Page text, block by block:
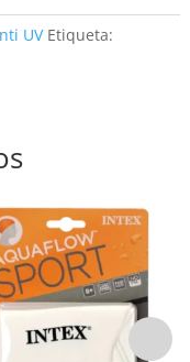
UV Etiqueta: